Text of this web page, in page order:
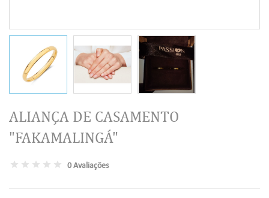
ALIANÇA DE CASAMENTO
"FAKAMALINGÁ"
0 Avaliações